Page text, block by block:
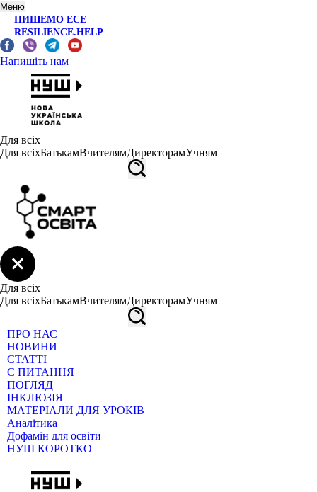
Меню
ПИШЕМО ЕСЕ
RESILIENCE.HELP
Напишіть нам
Для всіх
Для всіхБатькамВчителямДиректорамУчням
Для всіх
Для всіхБатькамВчителямДиректорамУчням
ПРО НАС
НОВИНИ
СТАТТІ
Є ПИТАННЯ
ПОГЛЯД
ІНКЛЮЗІЯ
МАТЕРІАЛИ ДЛЯ УРОКІВ
Аналітика
Дофамін для освіти
НУШ КОРОТКО